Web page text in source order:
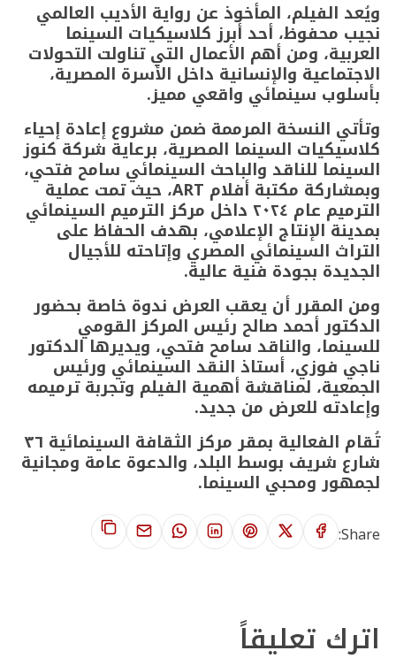
ويُعد الفيلم، المأخوذ عن رواية الأديب العالمي
نجيب محفوظ، أحد أبرز كلاسيكيات السينما
العربية، ومن أهم الأعمال التي تناولت التحولات
الاجتماعية والإنسانية داخل الأسرة المصرية،
بأسلوب سينمائي واقعي مميز.
وتأتي النسخة المرممة ضمن مشروع إعادة إحياء
كلاسيكيات السينما المصرية، برعاية شركة كنوز
السينما للناقد والباحث السينمائي سامح فتحي،
وبمشاركة مكتبة أفلام ART، حيث تمت عملية
الترميم عام ٢٠٢٤ داخل مركز الترميم السينمائي
بمدينة الإنتاج الإعلامي، بهدف الحفاظ على
التراث السينمائي المصري وإتاحته للأجيال
الجديدة بجودة فنية عالية.
ومن المقرر أن يعقب العرض ندوة خاصة بحضور
الدكتور أحمد صالح رئيس المركز القومي
للسينما، والناقد سامح فتحي، ويديرها الدكتور
ناجي فوزي، أستاذ النقد السينمائي ورئيس
الجمعية، لمناقشة أهمية الفيلم وتجربة ترميمه
وإعادته للعرض من جديد.
تُقام الفعالية بمقر مركز الثقافة السينمائية ٣٦
شارع شريف بوسط البلد، والدعوة عامة ومجانية
لجمهور ومحبي السينما.
Share:
اترك تعليقاً